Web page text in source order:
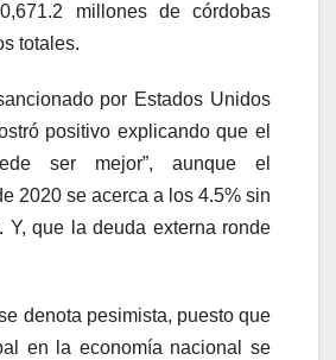
millones de córdobas
totales.
por Estados Unidos
positivo explicando que el
ser mejor”, aunque el
2020 se acerca a los 4.5% sin
Y, que la deuda externa ronde
denota pesimista, puesto que
en la economía nacional se